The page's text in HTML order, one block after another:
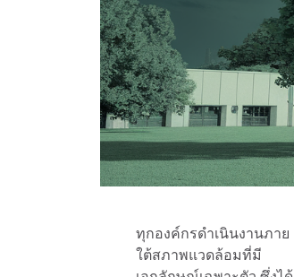
ทุกองค์กรดำเนินงานภาย
ใต้สภาพแวดล้อมที่มี